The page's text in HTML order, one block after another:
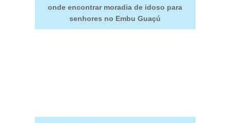
onde encontrar moradia de idoso para
senhores no Embu Guaçú